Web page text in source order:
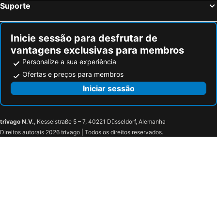
Suporte
Inicie sessão para desfrutar de
vantagens exclusivas para membros
Personalize a sua experiência
Ofertas e preços para membros
Iniciar sessão
trivago N.V., Kesselstraße 5 – 7, 40221 Düsseldorf, Alemanha
Direitos autorais 2026 trivago | Todos os direitos reservados.